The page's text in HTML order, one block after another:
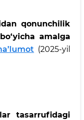
qonunchilik
amalga
(2025-yil
tasarrufidagi